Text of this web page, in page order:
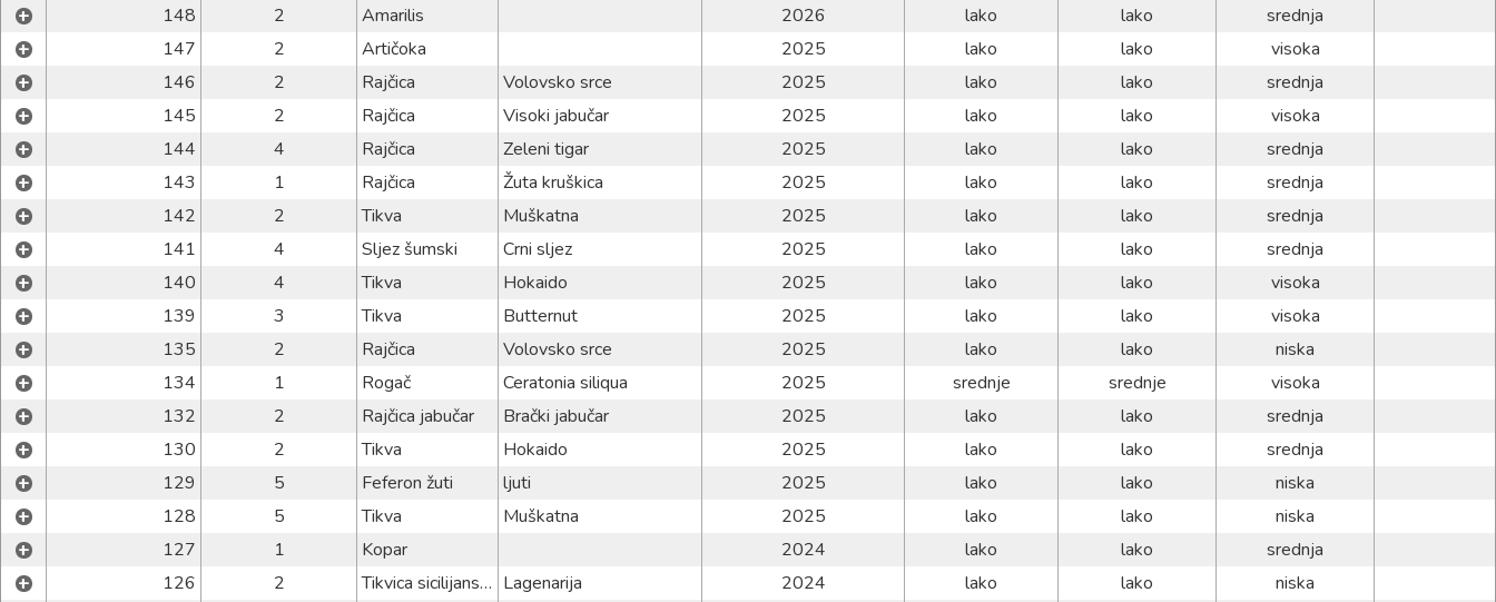
+ 148 2 Amarilis 2026 lako lako srednja
+ 147 2 Artičoka 2025 lako lako visoka
+ 146 2 Rajčica Volovsko srce 2025 lako lako srednja
+ 145 2 Rajčica Visoki jabučar 2025 lako lako visoka
+ 144 4 Rajčica Zeleni tigar 2025 lako lako srednja
+ 143 1 Rajčica Žuta kruškica 2025 lako lako srednja
+ 142 2 Tikva Muškatna 2025 lako lako srednja
+ 141 4 Sljez šumski Crni sljez 2025 lako lako srednja
+ 140 4 Tikva Hokaido 2025 lako lako visoka
+ 139 3 Tikva Butternut 2025 lako lako visoka
+ 135 2 Rajčica Volovsko srce 2025 lako lako niska
+ 134 1 Rogač Ceratonia siliqua 2025 srednje srednje visoka
+ 132 2 Rajčica jabučar Brački jabučar 2025 lako lako srednja
+ 130 2 Tikva Hokaido 2025 lako lako srednja
+ 129 5 Feferon žuti ljuti 2025 lako lako niska
+ 128 5 Tikva Muškatna 2025 lako lako niska
+ 127 1 Kopar 2024 lako lako srednja
+ 126 2 Tikvica sicilijanska Lagenarija 2024 lako lako niska